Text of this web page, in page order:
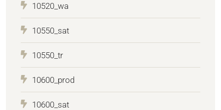
10520_wa
10550_sat
10550_tr
10600_prod
10600_sat